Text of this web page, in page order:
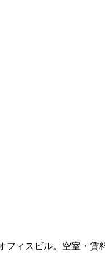
フィスビル。空室・賃